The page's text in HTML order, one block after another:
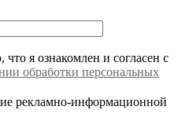
я ознакомлен и согласен с
обработки персональных
рекламно-информационной